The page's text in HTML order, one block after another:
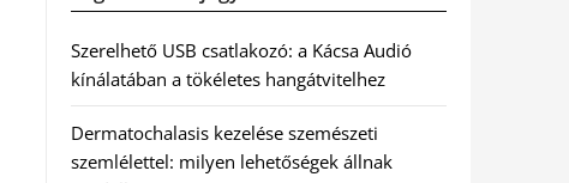
Szerelhető USB csatlakozó: a Kácsa Audió
kínálatában a tökéletes hangátvitelhez
Dermatochalasis kezelése szemészeti
szemlélettel: milyen lehetőségek állnak